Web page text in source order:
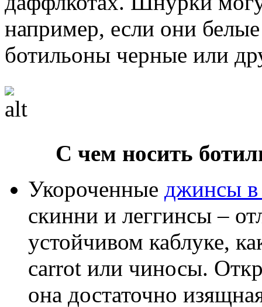
например, если они
ботильоны черные или
С чем носить
Укороченные джинсы в
скинни и леггинсы –
устойчивом каблуке,
carrot или чиносы.
она достаточно